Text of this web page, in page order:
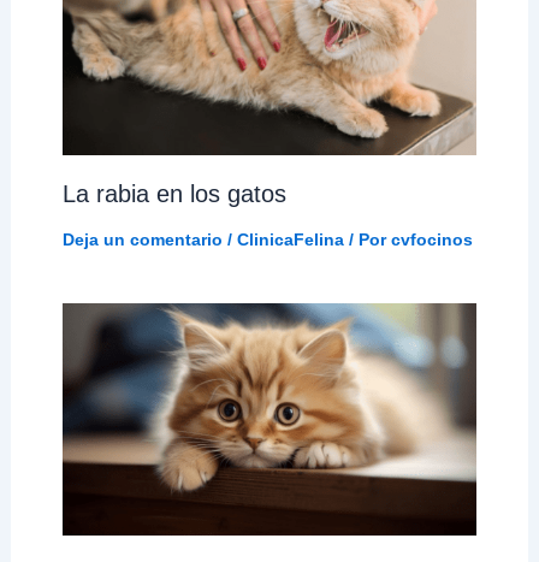
La rabia en los gatos
Deja un comentario / ClinicaFelina/ Porcvfocinos